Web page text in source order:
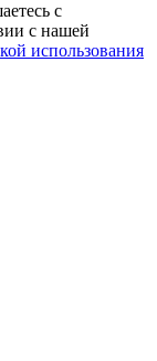
с
с нашей
использования